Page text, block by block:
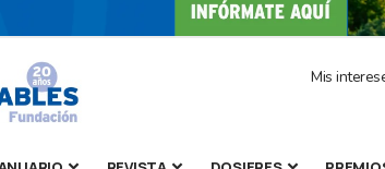
Mis